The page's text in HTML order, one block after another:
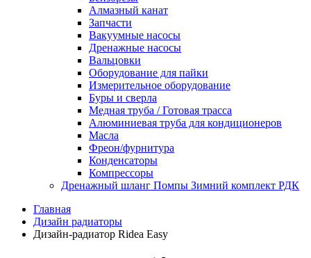
Алмазный канат
Запчасти
Вакуумные насосы
Дренажные насосы
Вальцовки
Оборудование для пайки
Измерительное оборудование
Буры и сверла
Медная труба / Готовая трасса
Алюминиевая труба для кондиционеров
Масла
Фреон/фурнитура
Конденсаторы
Компрессоры
Дренажный шланг Помпы Зимний комплект РДК
Главная
Дизайн радиаторы
Дизайн-радиатор Ridea Easy